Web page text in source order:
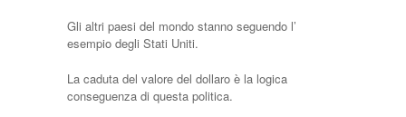
Gli altri paesi del mondo stanno seguendo l’
esempio degli Stati Uniti.
La caduta del valore del dollaro è la logica
conseguenza di questa politica.